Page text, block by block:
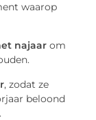
waarop
najaar om
, zodat ze
beloond